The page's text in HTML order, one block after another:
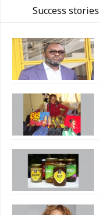
Success stories